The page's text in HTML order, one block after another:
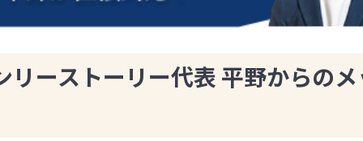
リーストーリー代表 平野からの